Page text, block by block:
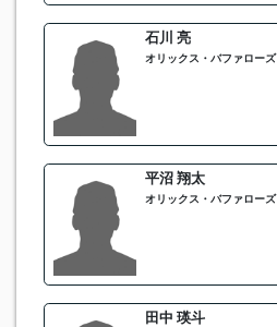
石川 亮
オリックス・バファローズ
平沼 翔太
オリックス・バファローズ
田中 瑛斗